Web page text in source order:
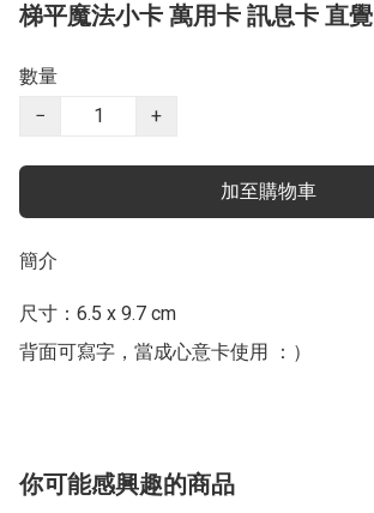
梯平魔法小卡 萬用卡 訊息卡 直覺
數量
−
+
加至購物車
簡介
尺寸：6.5 x 9.7 cm
背面可寫字，當成心意卡使用 ：）
你可能感興趣的商品